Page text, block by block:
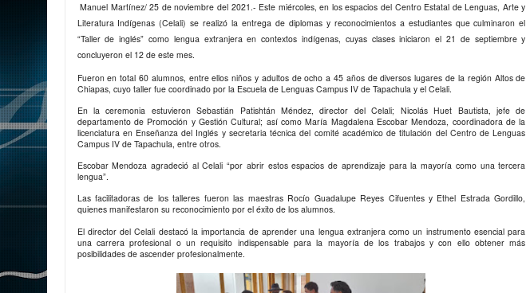
Manuel Martínez/ 25 de noviembre del 2021.- Este miércoles, en los espacios del Centro Estatal de Lenguas, Arte y
Literatura Indígenas (Celali) se realizó la entrega de diplomas y reconocimientos a estudiantes que culminaron el
“Taller de inglés” como lengua extranjera en contextos indígenas, cuyas clases iniciaron el 21 de septiembre y
concluyeron el 12 de este mes.
Fueron en total 60 alumnos, entre ellos niños y adultos de ocho a 45 años de diversos lugares de la región Altos de
Chiapas, cuyo taller fue coordinado por la Escuela de Lenguas Campus IV de Tapachula y el Celali.
En la ceremonia estuvieron Sebastián Patishtán Méndez, director del Celali; Nicolás Huet Bautista, jefe de
departamento de Promoción y Gestión Cultural; así como María Magdalena Escobar Mendoza, coordinadora de la
licenciatura en Enseñanza del Inglés y secretaria técnica del comité académico de titulación del Centro de Lenguas
Campus IV de Tapachula, entre otros.
Escobar Mendoza agradeció al Celali “por abrir estos espacios de aprendizaje para la mayoría como una tercera
lengua”.
Las facilitadoras de los talleres fueron las maestras Rocío Guadalupe Reyes Cifuentes y Ethel Estrada Gordillo,
quienes manifestaron su reconocimiento por el éxito de los alumnos.
El director del Celali destacó la importancia de aprender una lengua extranjera como un instrumento esencial para
una carrera profesional o un requisito indispensable para la mayoría de los trabajos y con ello obtener más
posibilidades de ascender profesionalmente.